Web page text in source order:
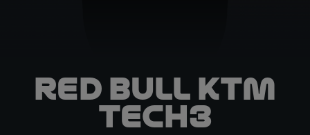
Red Bull KTM
Tech3